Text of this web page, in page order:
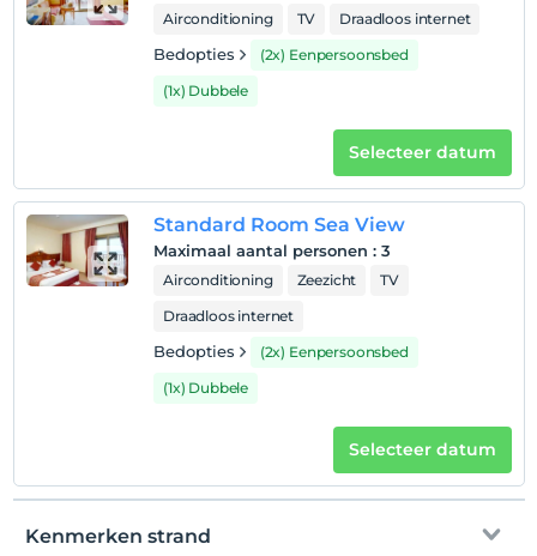
Baby's jonger dan 0 worden niet in rekening gebracht
wordt/worden niet in rekening gebracht
Airconditioning TV Draadloos internet
Bedopties
(2x) Eenpersoonsbed
(1x) Dubbele
Selecteer datum
Standard Room Sea View
Maximaal aantal personen : 3
Airconditioning Zeezicht
TV
Draadloos internet
Bedopties
(2x) Eenpersoonsbed
(1x) Dubbele
Selecteer datum
Kenmerken strand